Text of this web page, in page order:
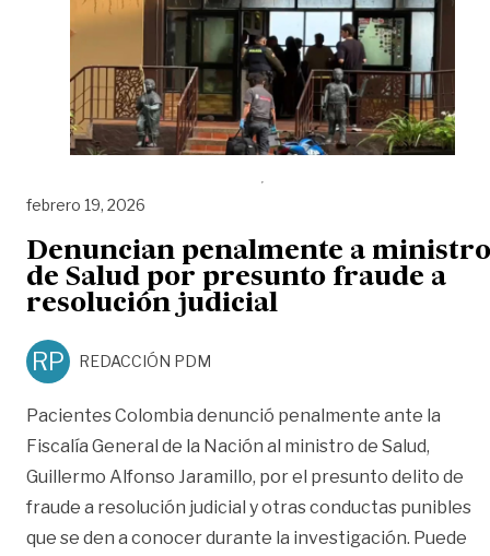
febrero 19, 2026
Denuncian penalmente a ministro
de Salud por presunto fraude a
resolución judicial
RP REDACCIÓN PDM
Pacientes Colombia denunció penalmente ante la
Fiscalía General de la Nación al ministro de Salud,
Guillermo Alfonso Jaramillo, por el presunto delito de
fraude a resolución judicial y otras conductas punibles
que se den a conocer durante la investigación. Puede